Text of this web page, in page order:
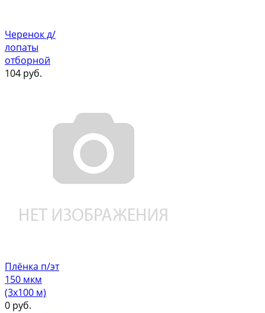
Черенок д/
лопаты
отборной
104 руб.
Плёнка п/эт
150 мкм
(3х100 м)
0 руб.